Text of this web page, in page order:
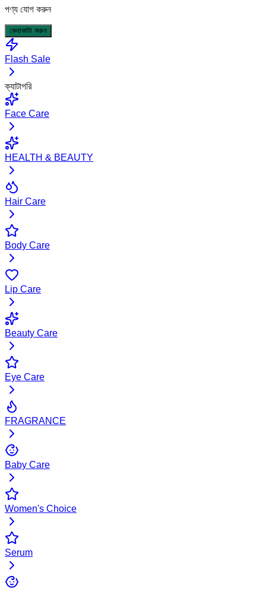
পণ্য যোগ করুন
কেনাকাটা করুন
Flash Sale
ক্যাটাগরি
Face Care
HEALTH & BEAUTY
Hair Care
Body Care
Lip Care
Beauty Care
Eye Care
FRAGRANCE
Baby Care
Women's Choice
Serum